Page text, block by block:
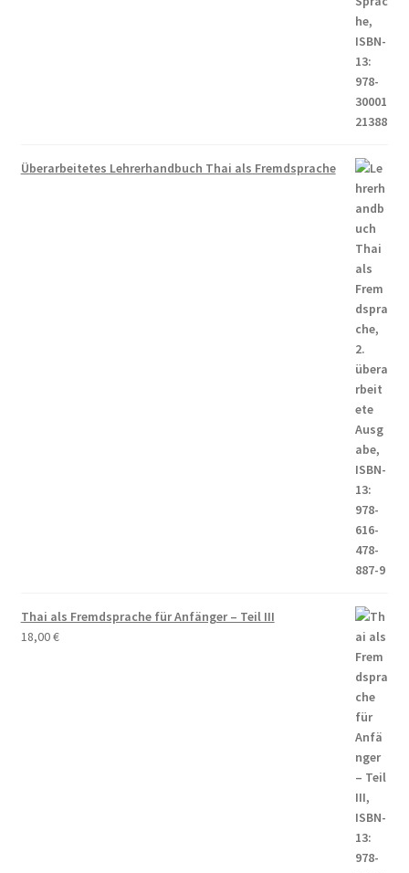
Überarbeitetes Lehrerhandbuch Thai als Fremdsprache
Thai als Fremdsprache für Anfänger – Teil III
18,00€